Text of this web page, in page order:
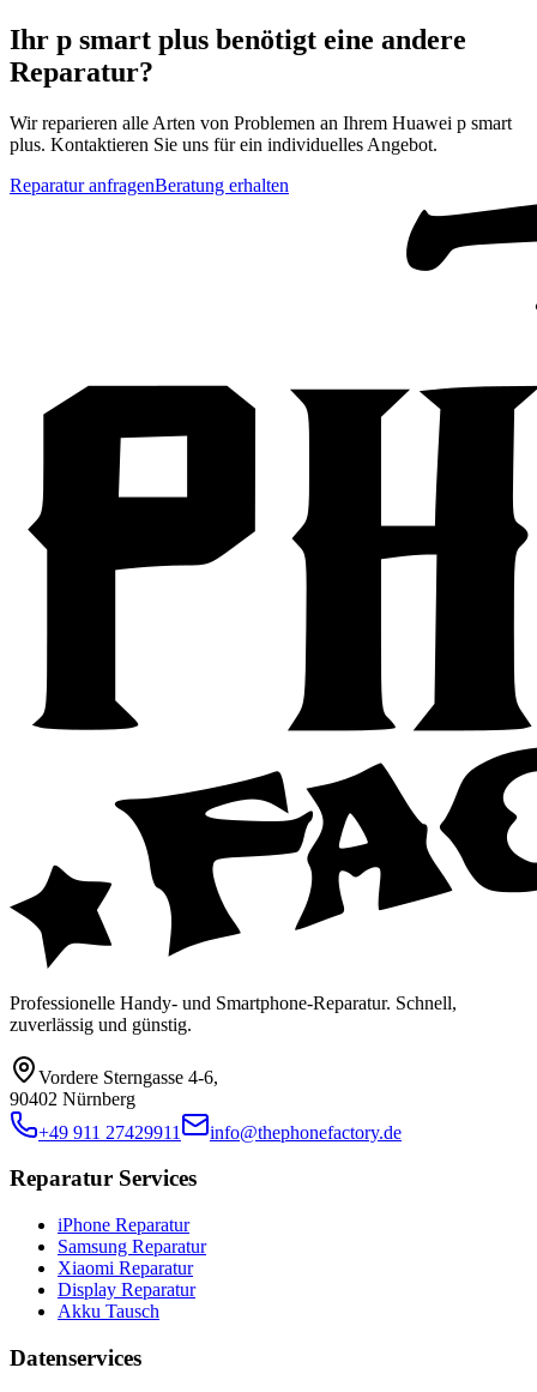
Ihr p smart plus benötigt eine andere
Reparatur?
Wir reparieren alle Arten von Problemen an Ihrem Huawei p smart
plus. Kontaktieren Sie uns für ein individuelles Angebot.
Reparatur anfragenBeratung erhalten
Professionelle Handy- und Smartphone-Reparatur. Schnell,
zuverlässig und günstig.
Vordere Sterngasse 4-6,
90402 Nürnberg
+49 911 27429911
info@thephonefactory.de
Reparatur Services
iPhone Reparatur
Samsung Reparatur
Xiaomi Reparatur
Display Reparatur
Akku Tausch
Datenservices